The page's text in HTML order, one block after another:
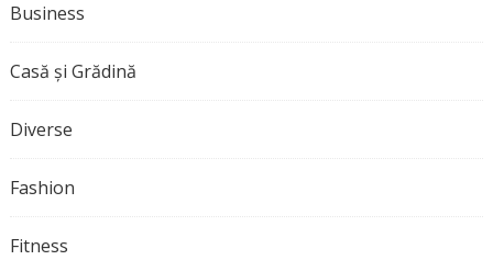
Business
Casă și Grădină
Diverse
Fashion
Fitness